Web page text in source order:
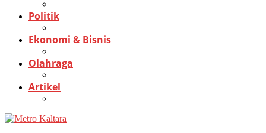
Politik
Ekonomi & Bisnis
Olahraga
Artikel